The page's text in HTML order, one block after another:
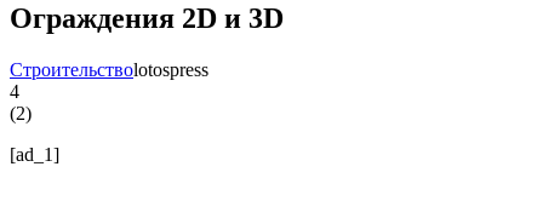
Ограждения 2D и 3D
Строительствоlotospress
4
(2)
[ad_1]